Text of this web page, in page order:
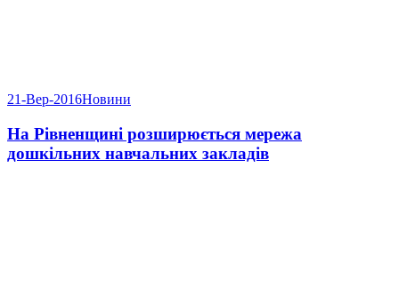
21-Вер-2016Новини
На Рівненщині розширюється мережа
дошкільних навчальних закладів